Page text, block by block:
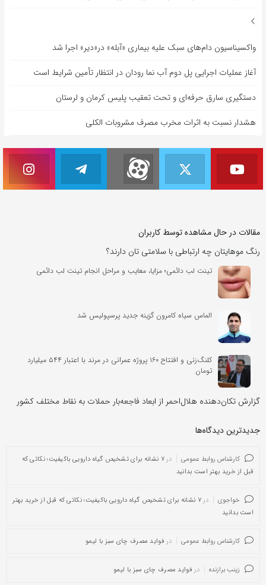
واکسیناسیون دام‌های سبک علیه بیماری «آبله» در«دیر» اجرا شد
آغاز عملیات اجرایی پل دوم آب نما رودان در انتظار تأمین شرایط است
دستگیری سارق حرفه‌ای و تحت تعقیب پلیس کرمان و لرستان
هشدار نسبت به اثرات مخرب مصرف مشروبات الکلی
مقالات در حال مشاهده توسط کاربران
رنگ موهایتان چه ارتباطی با سلامتی تان دارند؟
تینت لب دائمی؛ مزایا، معایب و مراحل انجام تینت لب دائمی
الماس سیاه کامرون گزینه جدید پرسپولیس شد
کلنگ‌زنی و افتتاح ۱۶۰ پروژه عمرانی در مرند با اعتبار ۵۴۴ میلیارد
تومان
گزارش تکان‌دهنده هلال‌احمر از ابعاد فاجعه‌بار حملات به نقاط مختلف کشور
جدیدترین دیدگاه‌‌ها
کارشناس روابط عمومی در
۷ نشانه برای تشخیص گیاه دارویی باکیفیت؛ نکاتی که
قبل از خرید بهتر است بدانید
خواجوی در
۷ نشانه برای تشخیص گیاه دارویی باکیفیت؛ نکاتی که قبل از خرید بهتر
است بدانید
کارشناس روابط عمومی در فواید مصرف چای سبز با لیمو
زینب برازنده در فواید مصرف چای سبز با لیمو